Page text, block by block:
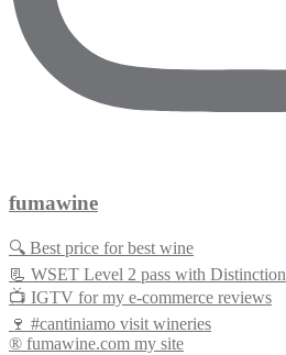
fumawine
🔍 Best price for best wine
📃 WSET Level 2 pass with Distinction
📺 IGTV for my e-commerce reviews
🍷 #cantiniamo visit wineries
® fumawine.com my site